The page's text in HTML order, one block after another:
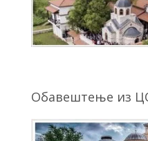
Обавештење из